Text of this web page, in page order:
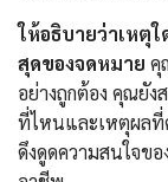
ให้อธิบายว่าเหตุ
สุดของจดหมาย คุ
อย่างถูกต้อง คุณยัง
ที่ไหนและเหตุผลที่
ดึงดูดความสนใจข